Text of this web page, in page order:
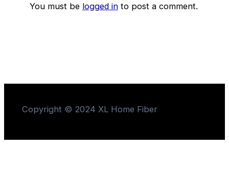
You must be logged into post a comment.
Copyright © 2024 XL Home Fiber